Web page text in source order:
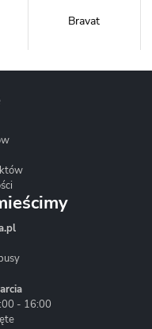
Bravat
- 16:00